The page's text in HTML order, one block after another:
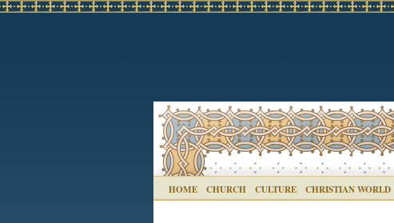
HOME CHURCH CULTURE CHRISTIAN WORLD